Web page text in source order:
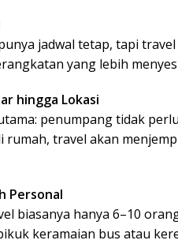
jadwal tetap, tapi
yang lebih
hingga Lokasi
penumpang tidak
rumah, travel akan
Personal
biasanya hanya 6–10
keramaian bus atau